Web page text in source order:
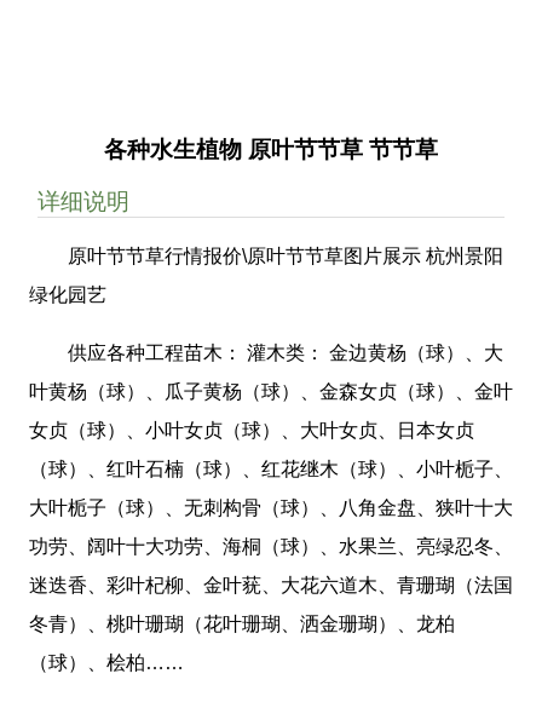
各种水生植物 原叶节节草 节节草
详细说明
原叶节节草行情报价\原叶节节草图片展示 杭州景阳
绿化园艺
供应各种工程苗木： 灌木类： 金边黄杨（球）、大
叶黄杨（球）、瓜子黄杨（球）、金森女贞（球）、金叶
女贞（球）、小叶女贞（球）、大叶女贞、日本女贞
（球）、红叶石楠（球）、红花继木（球）、小叶栀子、
大叶栀子（球）、无刺构骨（球）、八角金盘、狭叶十大
功劳、阔叶十大功劳、海桐（球）、水果兰、亮绿忍冬、
迷迭香、彩叶杞柳、金叶莸、大花六道木、青珊瑚（法国
冬青）、桃叶珊瑚（花叶珊瑚、洒金珊瑚）、龙柏
（球）、桧柏……